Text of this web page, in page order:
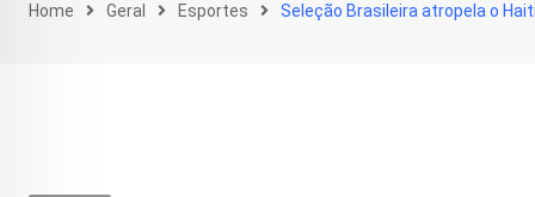
Home Geral Esportes Seleção Brasileira atropela o